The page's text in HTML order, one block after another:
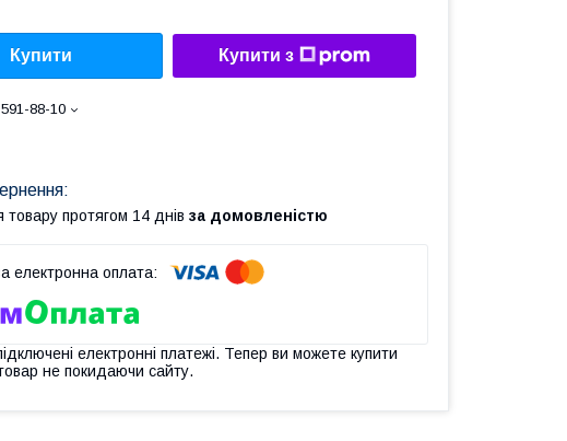
Купити Купити з
88-10
товару протягом 14 днів за домовленістю
електронні платежі. Тепер ви можете купити
не покидаючи сайту.